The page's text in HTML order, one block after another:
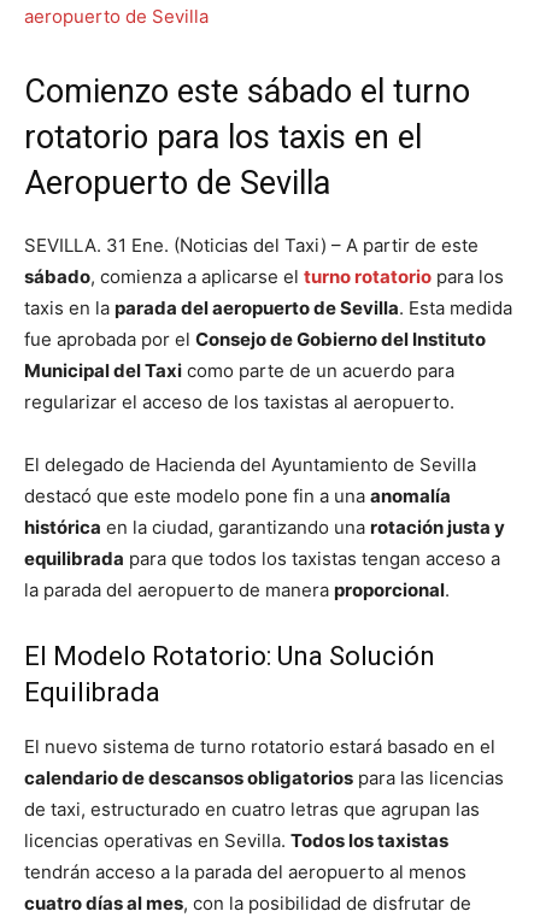
Comienzo este sábado el turno
rotatorio para los taxis en el
Aeropuerto de Sevilla
SEVILLA. 31 Ene. (Noticias del Taxi) – A partir de este
sábado, comienza a aplicarse el turno rotatorio para los
taxis en la parada del aeropuerto de Sevilla. Esta medida
fue aprobada por el Consejo de Gobierno del Instituto
Municipal del Taxi como parte de un acuerdo para
regularizar el acceso de los taxistas al aeropuerto.
El delegado de Hacienda del Ayuntamiento de Sevilla
destacó que este modelo pone fin a una anomalía
histórica en la ciudad, garantizando una rotación justa y
equilibrada para que todos los taxistas tengan acceso a
la parada del aeropuerto de manera proporcional.
El Modelo Rotatorio: Una Solución
Equilibrada
El nuevo sistema de turno rotatorio estará basado en el
calendario de descansos obligatorios para las licencias
de taxi, estructurado en cuatro letras que agrupan las
licencias operativas en Sevilla. Todos los taxistas
tendrán acceso a la parada del aeropuerto al menos
cuatro días al mes, con la posibilidad de disfrutar de